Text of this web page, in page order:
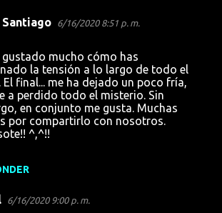
Santiago 6/16/2020 8:51 p. m.
gustado mucho cómo has
la tensión a lo largo de todo el
El final... me ha dejado un poco fría,
a perdido todo el misterio. Sin
en conjunto me gusta. Muchas
por compartirlo con nosotros.
^,^!!
6/16/2020 9:00 p. m.